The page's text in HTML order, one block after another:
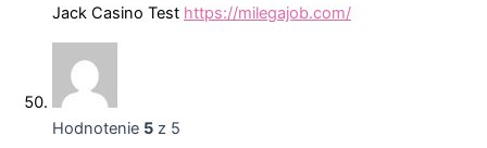
Jack Casino Test https://milegajob.com/
Hodnotenie 5 z 5